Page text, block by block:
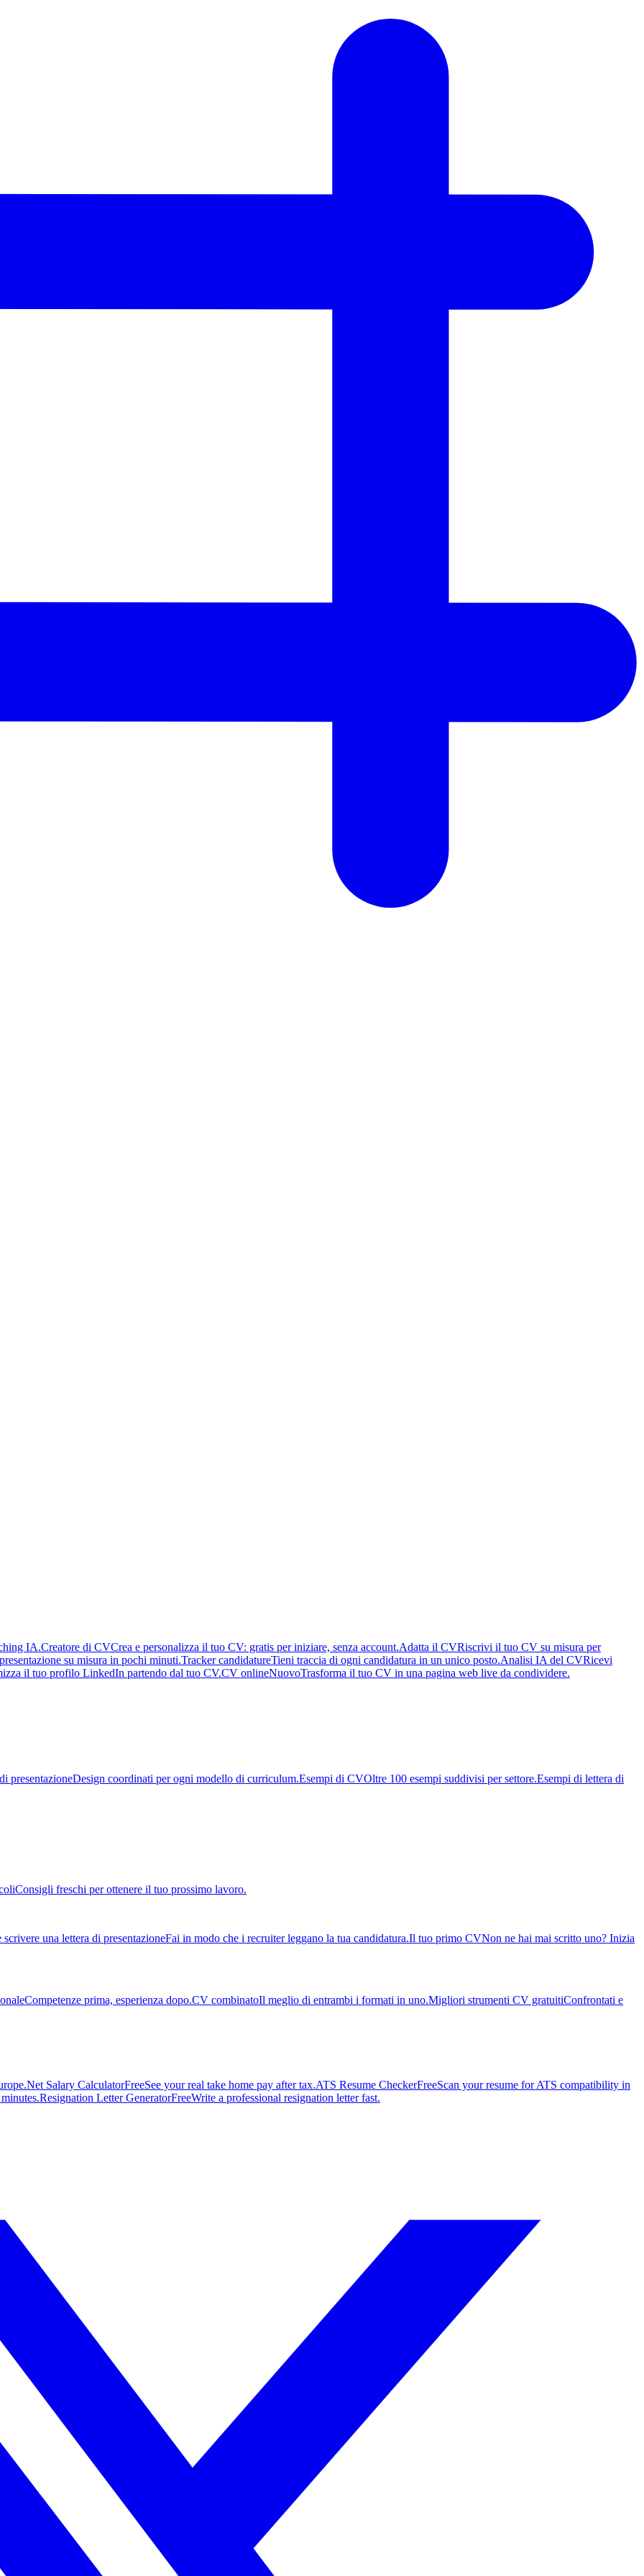
IA.Creatore di CVCrea e personalizza il tuo CV: gratis per iniziare, senza account.Adatta il CVRiscrivi il tuo CV su misura per
su misura in pochi minuti.Tracker candidatureTieni traccia di ogni candidatura in un unico posto.Analisi IA del CVRicevi
il tuo profilo LinkedIn partendo dal tuo CV.CV onlineNuovoTrasforma il tuo CV in una pagina web live da condividere.
presentazioneDesign coordinati per ogni modello di curriculum.Esempi di CVOltre 100 esempi suddivisi per settore.Esempi di lettera di
Consigli freschi per ottenere il tuo prossimo lavoro.
scrivere una lettera di presentazioneFai in modo che i recruiter leggano la tua candidatura.Il tuo primo CVNon ne hai mai scritto uno? Inizia
Competenze prima, esperienza dopo.CV combinatoIl meglio di entrambi i formati in uno.Migliori strumenti CV gratuitiConfrontati e
Net Salary CalculatorFreeSee your real take home pay after tax.ATS Resume CheckerFreeScan your resume for ATS compatibility in
Resignation Letter GeneratorFreeWrite a professional resignation letter fast.